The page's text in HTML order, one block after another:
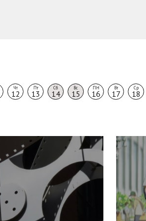
Чт
12
Пт
13
Сб
14
Вс
15
ПН
16
Вт
17
Ср
18